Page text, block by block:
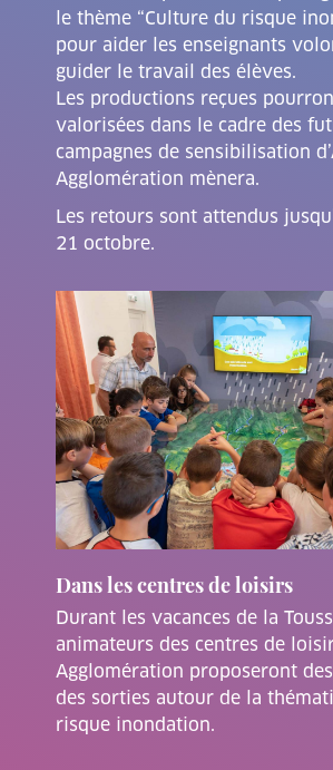
le thème “Culture du risque
pour aider les enseignants
guider le travail des élèves.
Les productions reçues
valorisées dans le cadre des
campagnes de sensibilisation
Agglomération mènera.
Les retours sont attendus
21 octobre.
Dans les centres de loisirs
Durant les vacances de la
animateurs des centres de
Agglomération proposeront
des sorties autour de la
risque inondation.